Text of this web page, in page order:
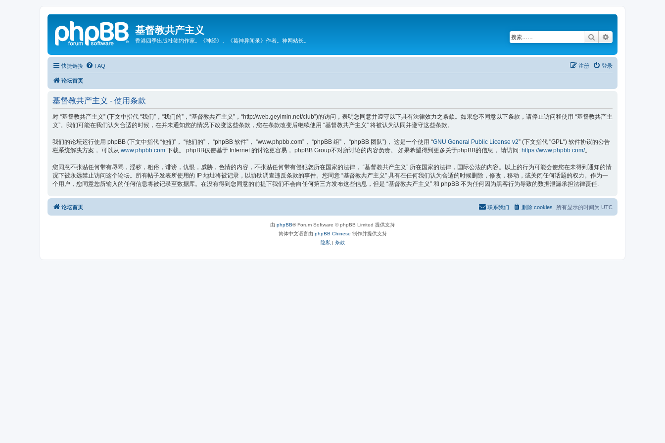
基督教共产主义
香港四季出版社签约作家。《神经》、《葛神异闻录》作者。神网站长。 搜索
快捷链接 FAQ 登录
注册
论坛首页
基督教共产主义 - 使用条款
对 “基督教共产主义” (下文中指代 “我们”，“我们的”，“基督教共产主义”，“http://web.geyimin.net/club”)的访问，表明您同意并遵守以下具有法律效力之条款。如果您不同意以下条款，请停止访问和使用 “基督教共产主
义”。我们可能在我们认为合适的时候，在并未通知您的情况下改变这些条款，您在条款改变后继续使用 “基督教共产主义” 将被认为认同并遵守这些条款。
我们的论坛运行使用 phpBB (下文中指代 “他们”， “他们的”， “phpBB 软件”， “www.phpbb.com”， “phpBB 组”， “phpBB 团队”)， 这是一个使用 “GNU General Public License v2” (下文指代 "GPL") 软件协议的公告
栏系统解决方案， 可以从 www.phpbb.com 下载。 phpBB仅使基于 Internet 的讨论更容易， phpBB Group不对所讨论的内容负责。 如果希望得到更多关于phpBB的信息， 请访问: https://www.phpbb.com/。
您同意不张贴任何带有辱骂，淫秽，粗俗，诽谤，仇恨，威胁，色情的内容，不张贴任何带有侵犯您所在国家的法律， “基督教共产主义” 所在国家的法律，国际公法的内容。以上的行为可能会使您在未得到通知的情
况下被永远禁止访问这个论坛。所有帖子发表所使用的 IP 地址将被记录，以协助调查违反条款的事件。您同意 “基督教共产主义” 具有在任何我们认为合适的时候删除，修改，移动，或关闭任何话题的权力。作为一
个用户，您同意您所输入的任何信息将被记录至数据库。在没有得到您同意的前提下我们不会向任何第三方发布这些信息，但是 “基督教共产主义” 和 phpBB 不为任何因为黑客行为导致的数据泄漏承担法律责任.
论坛首页 所有显示的时间为 UTC
删除 cookies
联系我们
由 phpBB® Forum Software © phpBB Limited 提供支持
简体中文语言由 phpBB Chinese 制作并提供支持
隐私 | 条款